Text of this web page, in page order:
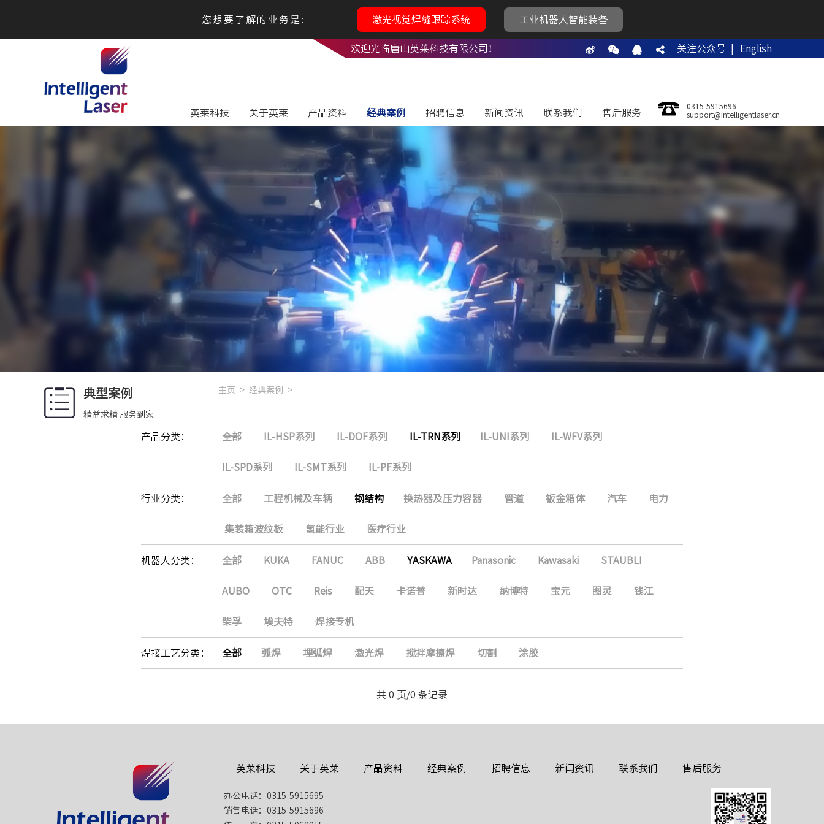
您想要了解的业务是: 激光视觉焊缝跟踪系统 工业机器人智能装备
欢迎光临唐山英莱科技有限公司！ 关注公众号 | English
英莱科技 关于英莱 产品资料 经典案例 招聘信息 新闻资讯 联系我们 售后服务
0315-5915696
support@intelligentlaser.cn
典型案例
精益求精 服务到家
主页 > 经典案例 >
产品分类： 全部 IL-HSP系列 IL-DOF系列 IL-TRN系列 IL-UNI系列 IL-WFV系列
IL-SPD系列 IL-SMT系列 IL-PF系列
行业分类： 全部 工程机械及车辆 钢结构 换热器及压力容器 管道 钣金箱体 汽车 电力
集装箱波纹板 氢能行业 医疗行业
机器人分类： 全部 KUKA FANUC ABB YASKAWA Panasonic Kawasaki STAUBLI
AUBO OTC Reis 配天 卡诺普 新时达 纳博特 宝元 图灵 钱江
柴孚 埃夫特 焊接专机
焊接工艺分类： 全部 弧焊 埋弧焊 激光焊 搅拌摩擦焊 切割 涂胶
共 0 页/0 条记录
英莱科技 关于英莱 产品资料 经典案例 招聘信息 新闻资讯 联系我们 售后服务
办公电话：0315-5915695
销售电话：0315-5915696